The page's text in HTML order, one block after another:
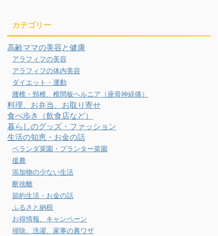
カテゴリー
高齢ママの美容と健康
アラフィフの美容
アラフィフの体内美容
ダイエット・運動
腰椎・頸椎、椎間板ヘルニア（座骨神経痛）
料理、お弁当、お取り寄せ
食べ歩き（飲食店など）
暮らしのグッズ・ファッション
生活の知恵・お金の話
ベランダ菜園・プランター菜園
援農
添加物の少ない生活
断捨離
節約生活・お金の話
ふるさと納税
お得情報、キャンペーン
掃除、洗濯、家事の裏ワザ